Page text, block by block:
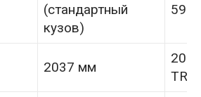
(стандартный
кузов)
2037 мм